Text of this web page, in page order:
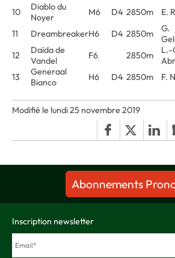
10
Diablo du
Noyer
M6 D4 2850m E.
11
DreambreakerH6 D4 2850m
G.
12
Daïda de
Vandel
F6 2850m
L.-
13
Generaal
Bianco
H6 D4 2850m F.
Modifié le lundi 25 novembre 2019
Abonnements
Inscription newsletter